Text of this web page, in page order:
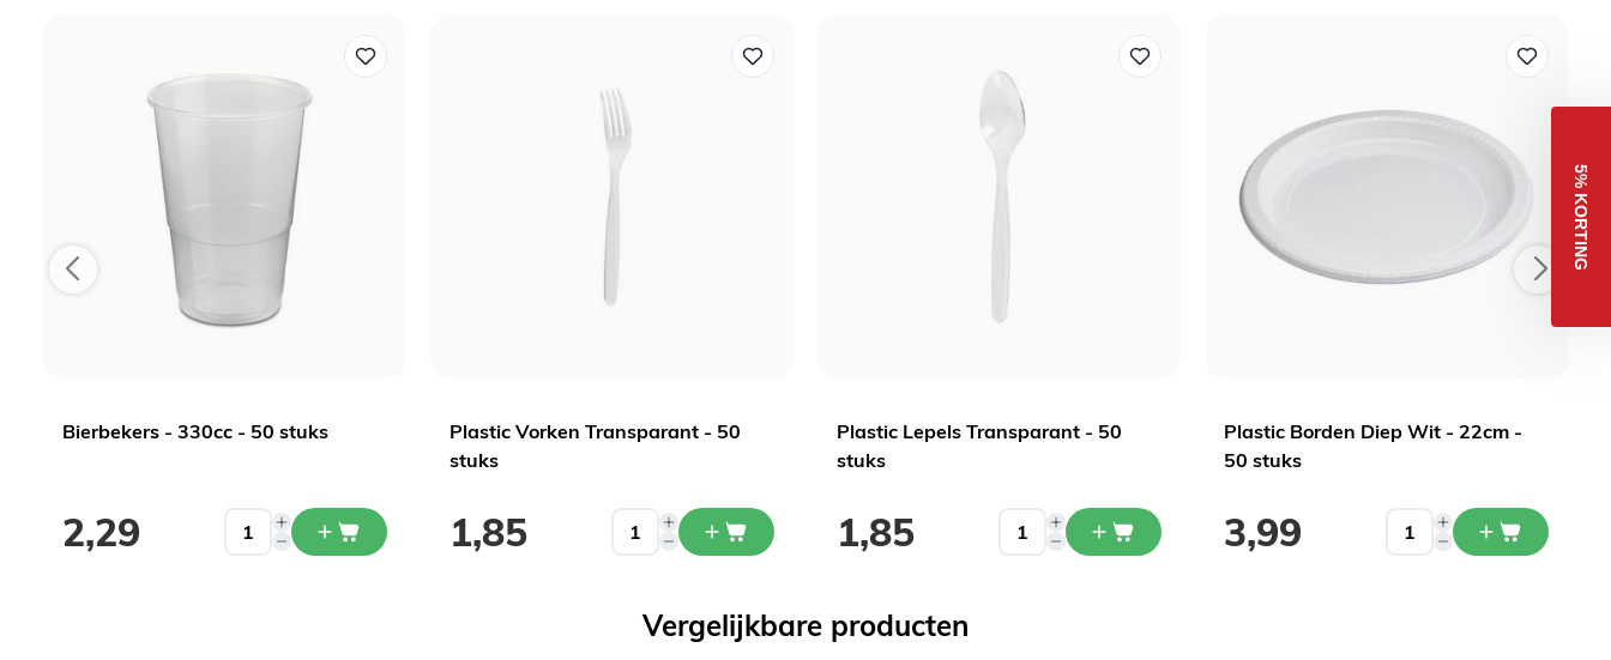
Bierbekers - 330cc - 50 stuks
2,29
Plastic Vorken Transparant - 50
stuks
1,85
Plastic Lepels Transparant - 50
stuks
1,85
Plastic Borden Diep Wit - 22cm -
50 stuks
3,99
Vergelijkbare producten
5% KORTING
Welkom bij Daily Style!
Schrijf je in voor de nieuwsbrief en ontvang 5% korting op je
Voornaam
Ja ik wil korting!